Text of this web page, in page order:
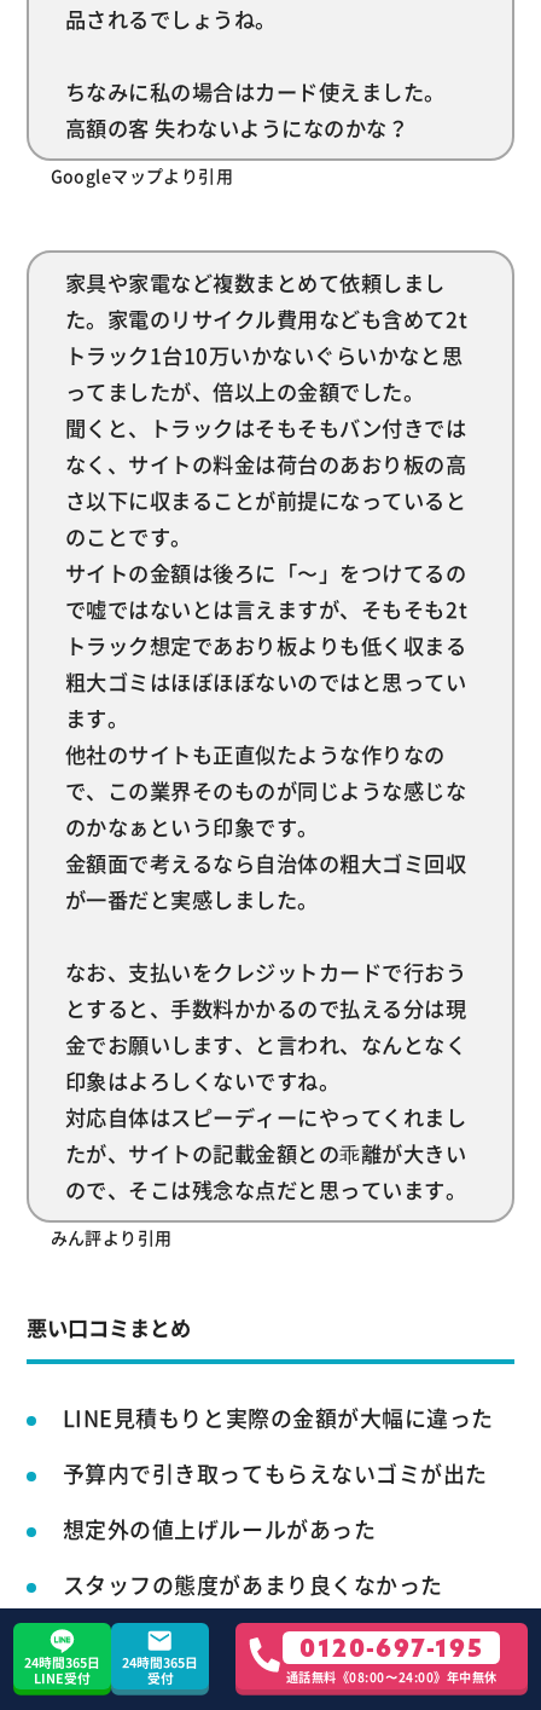
品されるでしょうね。
ちなみに私の場合はカード使えました。
高額の客 失わないようになのかな？
Googleマップより引用
家具や家電など複数まとめて依頼しまし
た。家電のリサイクル費用なども含めて2t
トラック1台10万いかないぐらいかなと思
ってましたが、倍以上の金額でした。
聞くと、トラックはそもそもバン付きでは
なく、サイトの料金は荷台のあおり板の高
さ以下に収まることが前提になっていると
のことです。
サイトの金額は後ろに「〜」をつけてるの
で嘘ではないとは言えますが、そもそも2t
トラック想定であおり板よりも低く収まる
粗大ゴミはほぼほぼないのではと思ってい
ます。
他社のサイトも正直似たような作りなの
で、この業界そのものが同じような感じな
のかなぁという印象です。
金額面で考えるなら自治体の粗大ゴミ回収
が一番だと実感しました。
なお、支払いをクレジットカードで行おう
とすると、手数料かかるので払える分は現
金でお願いします、と言われ、なんとなく
印象はよろしくないですね。
対応自体はスピーディーにやってくれまし
たが、サイトの記載金額との乖離が大きい
ので、そこは残念な点だと思っています。
みん評より引用
悪い口コミまとめ
LINE見積もりと実際の金額が大幅に違った
予算内で引き取ってもらえないゴミが出た
想定外の値上げルールがあった
スタッフの態度があまり良くなかった
私物がなくなっていた
粗大ゴミ回収隊の評判の悪い口コミには、公式ホー
24時間365日
LINE受付
24時間365日
受付
0120-697-195
通話無料《08:00〜24:00》年中無休